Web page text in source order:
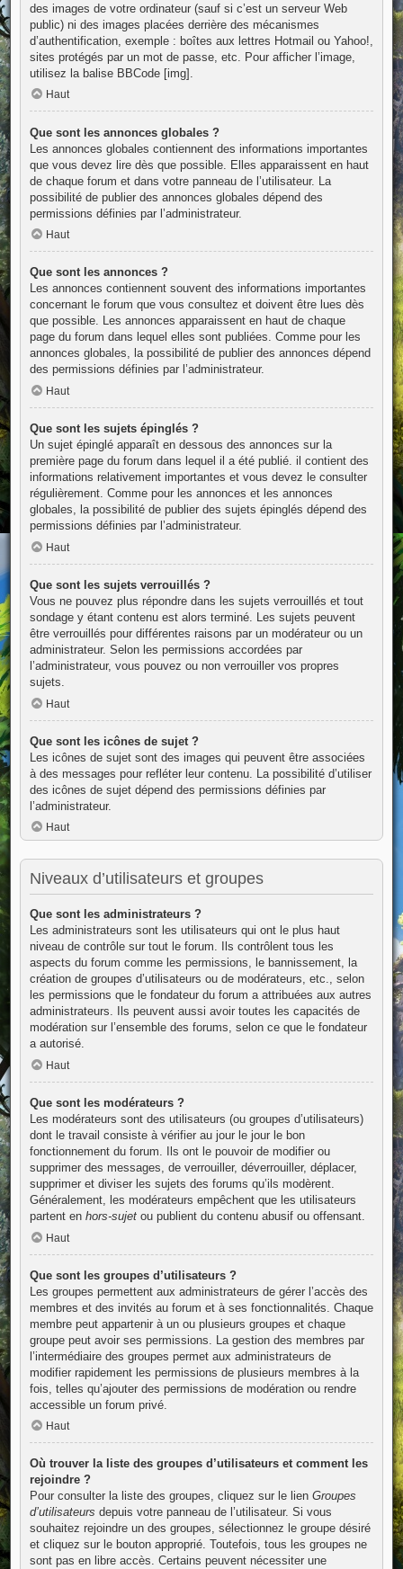
des images de votre ordinateur (sauf si c’est un serveur Web
public) ni des images placées derrière des mécanismes
d’authentification, exemple : boîtes aux lettres Hotmail ou Yahoo!,
sites protégés par un mot de passe, etc. Pour afficher l’image,
utilisez la balise BBCode [img].
Haut
Que sont les annonces globales ?
Les annonces globales contiennent des informations importantes
que vous devez lire dès que possible. Elles apparaissent en haut
de chaque forum et dans votre panneau de l’utilisateur. La
possibilité de publier des annonces globales dépend des
permissions définies par l’administrateur.
Haut
Que sont les annonces ?
Les annonces contiennent souvent des informations importantes
concernant le forum que vous consultez et doivent être lues dès
que possible. Les annonces apparaissent en haut de chaque
page du forum dans lequel elles sont publiées. Comme pour les
annonces globales, la possibilité de publier des annonces dépend
des permissions définies par l’administrateur.
Haut
Que sont les sujets épinglés ?
Un sujet épinglé apparaît en dessous des annonces sur la
première page du forum dans lequel il a été publié. il contient des
informations relativement importantes et vous devez le consulter
régulièrement. Comme pour les annonces et les annonces
globales, la possibilité de publier des sujets épinglés dépend des
permissions définies par l’administrateur.
Haut
Que sont les sujets verrouillés ?
Vous ne pouvez plus répondre dans les sujets verrouillés et tout
sondage y étant contenu est alors terminé. Les sujets peuvent
être verrouillés pour différentes raisons par un modérateur ou un
administrateur. Selon les permissions accordées par
l’administrateur, vous pouvez ou non verrouiller vos propres
sujets.
Haut
Que sont les icônes de sujet ?
Les icônes de sujet sont des images qui peuvent être associées
à des messages pour refléter leur contenu. La possibilité d’utiliser
des icônes de sujet dépend des permissions définies par
l’administrateur.
Haut
Niveaux d’utilisateurs et groupes
Que sont les administrateurs ?
Les administrateurs sont les utilisateurs qui ont le plus haut
niveau de contrôle sur tout le forum. Ils contrôlent tous les
aspects du forum comme les permissions, le bannissement, la
création de groupes d’utilisateurs ou de modérateurs, etc., selon
les permissions que le fondateur du forum a attribuées aux autres
administrateurs. Ils peuvent aussi avoir toutes les capacités de
modération sur l’ensemble des forums, selon ce que le fondateur
a autorisé.
Haut
Que sont les modérateurs ?
Les modérateurs sont des utilisateurs (ou groupes d’utilisateurs)
dont le travail consiste à vérifier au jour le jour le bon
fonctionnement du forum. Ils ont le pouvoir de modifier ou
supprimer des messages, de verrouiller, déverrouiller, déplacer,
supprimer et diviser les sujets des forums qu’ils modèrent.
Généralement, les modérateurs empêchent que les utilisateurs
partent en hors-sujetou publient du contenu abusif ou offensant.
Haut
Que sont les groupes d’utilisateurs ?
Les groupes permettent aux administrateurs de gérer l’accès des
membres et des invités au forum et à ses fonctionnalités. Chaque
membre peut appartenir à un ou plusieurs groupes et chaque
groupe peut avoir ses permissions. La gestion des membres par
l’intermédiaire des groupes permet aux administrateurs de
modifier rapidement les permissions de plusieurs membres à la
fois, telles qu’ajouter des permissions de modération ou rendre
accessible un forum privé.
Haut
Où trouver la liste des groupes d’utilisateurs et comment les
rejoindre ?
Pour consulter la liste des groupes, cliquez sur le lien Groupes
d’utilisateurs depuis votre panneau de l’utilisateur. Si vous
souhaitez rejoindre un des groupes, sélectionnez le groupe désiré
et cliquez sur le bouton approprié. Toutefois, tous les groupes ne
sont pas en libre accès. Certains peuvent nécessiter une